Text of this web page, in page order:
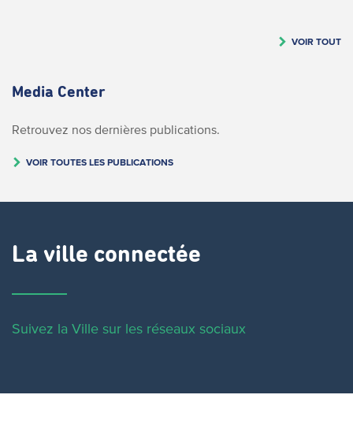
VOIR TOUT
Media Center
Retrouvez nos dernières publications.
VOIR TOUTES LES PUBLICATIONS
La ville connectée
Suivez la Ville sur les réseaux sociaux